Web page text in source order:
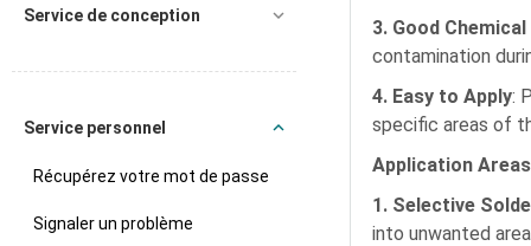
3. Good
contamination
4. Easy to Apply:
specific areas of
Application Areas
1. Selective
into unwanted
Service de conception
Service personnel
Récupérez votre mot de passe
Signaler un problème